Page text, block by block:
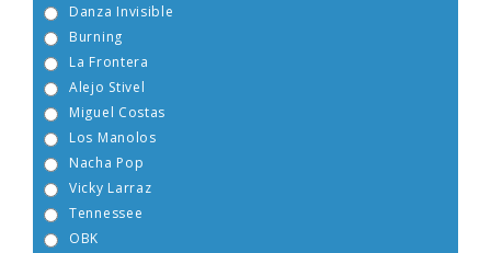
Danza Invisible
Burning
La Frontera
Alejo Stivel
Miguel Costas
Los Manolos
Nacha Pop
Vicky Larraz
Tennessee
OBK